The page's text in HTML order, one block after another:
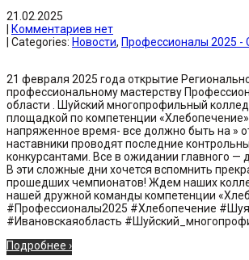
21.02.2025
Комментариев нет
| Categories: Новости, Профессионалы 2025 -
21 февраля 2025 года открытие
профессиональному мастерству
области . Шуйский многопрофильный
площадкой по компетенции
напряженное время- все должно быть на »
наставники проводят последние
конкурсантами. Все в ожидании главного —
В эти сложные дни хочется вспомнить
прошедших чемпионатов! Ждем наших
нашей дружной команды компетенции
#Профессионалы2025 #Хлебопечение
#Ивановскаяобласть
Подробнее ›